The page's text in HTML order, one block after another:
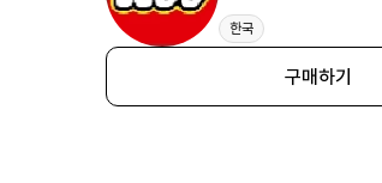
한국
구매하기